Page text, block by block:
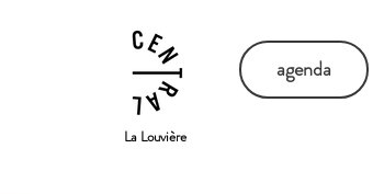
La Louvière
agenda